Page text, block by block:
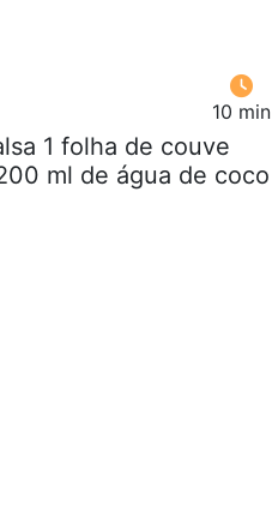
10 min
1 folha de couve
ml de água de coco